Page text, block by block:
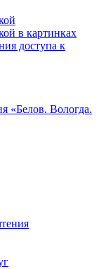
в картинках
доступа к
«Белов. Вологда.